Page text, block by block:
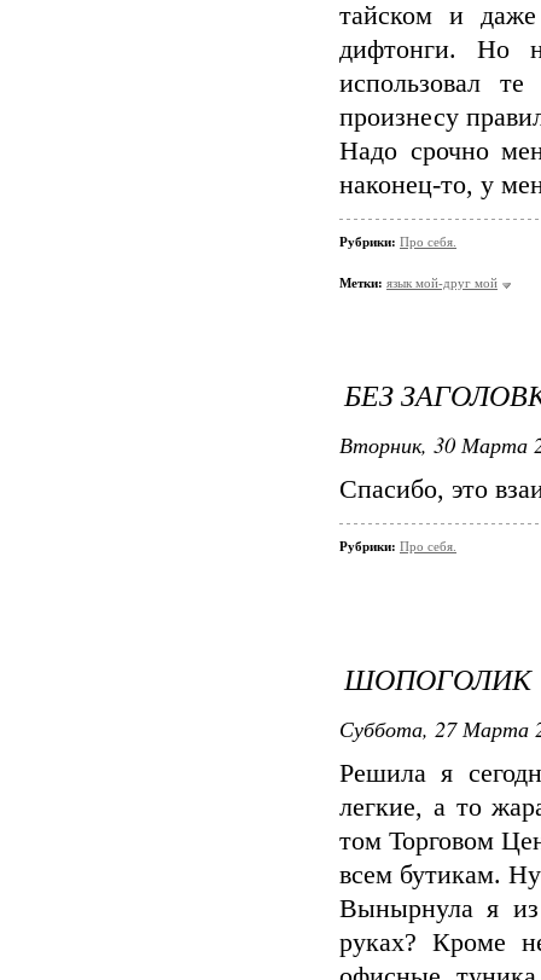
тайском и
дифтонги. Но
использовал
произнесу
Надо срочно
наконец-то, у
Рубрики: Про себя.
Метки: язык мой-друг мой
БЕЗ
Вторник, 30 Марта
Спасибо, это
Рубрики: Про себя.
ШОПОГОЛИК
Суббота, 27 Марта
Решила я
легкие, а то
том Торговом
всем бутикам.
Вынырнула я
руках? Кроме